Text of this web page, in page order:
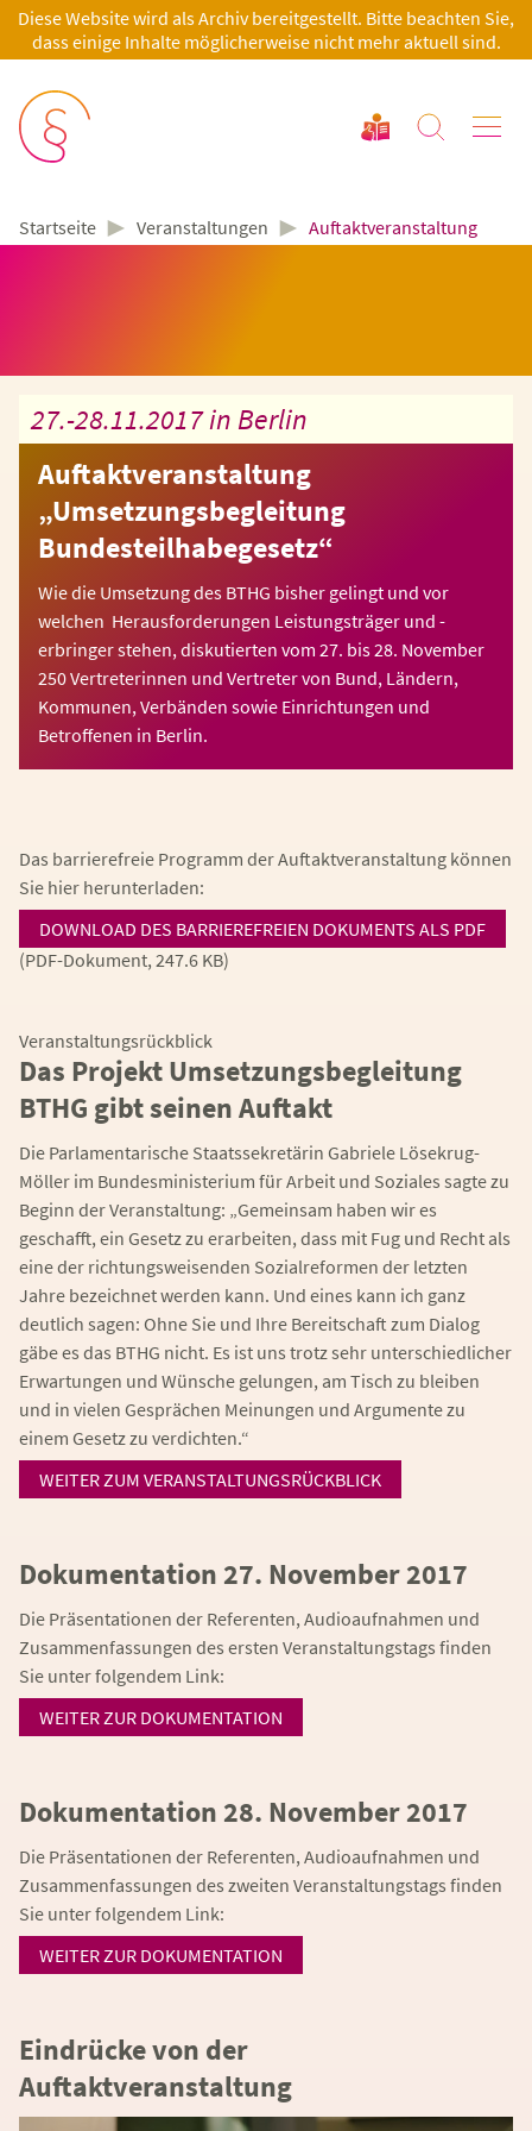
Diese Website wird als Archiv bereitgestellt. Bitte beachten Sie,
dass einige Inhalte möglicherweise nicht mehr aktuell sind.
Startseite ► Veranstaltungen ► Auftaktveranstaltung
27.-28.11.2017 in Berlin
Auftaktveranstaltung
„Umsetzungsbegleitung
Bundesteilhabegesetz“
Wie die Umsetzung des BTHG bisher gelingt und vor
welchen Herausforderungen Leistungsträger und -
erbringer stehen, diskutierten vom 27. bis 28. November
250 Vertreterinnen und Vertreter von Bund, Ländern,
Kommunen, Verbänden sowie Einrichtungen und
Betroffenen in Berlin.
Das barrierefreie Programm der Auftaktveranstaltung können
Sie hier herunterladen:
DOWNLOAD DES BARRIEREFREIEN DOKUMENTS ALS PDF
(PDF-Dokument, 247.6 KB)
Veranstaltungsrückblick
Das Projekt Umsetzungsbegleitung
BTHG gibt seinen Auftakt
Die Parlamentarische Staatssekretärin Gabriele Lösekrug-
Möller im Bundesministerium für Arbeit und Soziales sagte zu
Beginn der Veranstaltung: „Gemeinsam haben wir es
geschafft, ein Gesetz zu erarbeiten, dass mit Fug und Recht als
eine der richtungsweisenden Sozialreformen der letzten
Jahre bezeichnet werden kann. Und eines kann ich ganz
deutlich sagen: Ohne Sie und Ihre Bereitschaft zum Dialog
gäbe es das BTHG nicht. Es ist uns trotz sehr unterschiedlicher
Erwartungen und Wünsche gelungen, am Tisch zu bleiben
und in vielen Gesprächen Meinungen und Argumente zu
einem Gesetz zu verdichten.“
WEITER ZUM VERANSTALTUNGSRÜCKBLICK
Dokumentation 27. November 2017
Die Präsentationen der Referenten, Audioaufnahmen und
Zusammenfassungen des ersten Veranstaltungstags finden
Sie unter folgendem Link:
WEITER ZUR DOKUMENTATION
Dokumentation 28. November 2017
Die Präsentationen der Referenten, Audioaufnahmen und
Zusammenfassungen des zweiten Veranstaltungstags finden
Sie unter folgendem Link:
WEITER ZUR DOKUMENTATION
Eindrücke von der
Auftaktveranstaltung